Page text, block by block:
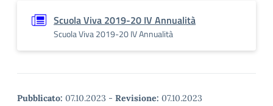
Scuola Viva 2019-20 IV Annualità
Scuola Viva 2019-20 IV Annualità
Pubblicato: 07.10.2023 - Revisione: 07.10.2023